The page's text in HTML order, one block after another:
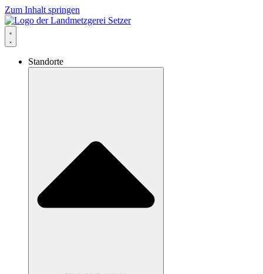
Zum Inhalt springen
Standorte